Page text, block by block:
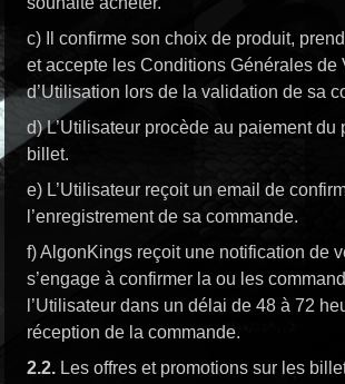
c) Il confirme son choix de produit,
et accepte les Conditions Générales de
d’Utilisation lors de la validation de sa
d) L’Utilisateur procède au paiement du
billet.
e) L’Utilisateur reçoit un email de
l’enregistrement de sa commande.
f) AlgonKings reçoit une notification de
s’engage à confirmer la ou les
l’Utilisateur dans un délai de 48 à 72
réception de la commande.
2.2. Les offres et promotions sur les